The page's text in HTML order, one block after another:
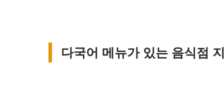
다국어 메뉴가 있는 음식점